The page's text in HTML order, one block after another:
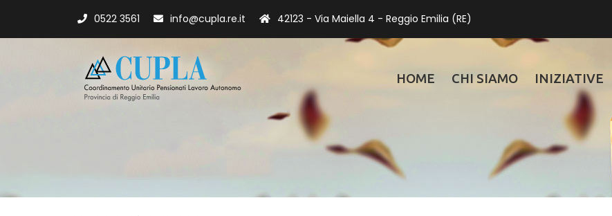
0522 3561 info@cupla.re.it 42123 - Via Maiella 4 - Reggio Emilia (RE)
HOME CHI SIAMO INIZIATIVE